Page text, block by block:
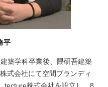
平
築学科卒業後、隈研吾建築
式会社にて空間ブランディ